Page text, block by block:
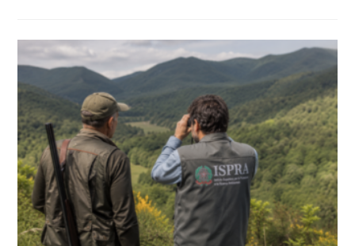
Leggi tutto l'articolo